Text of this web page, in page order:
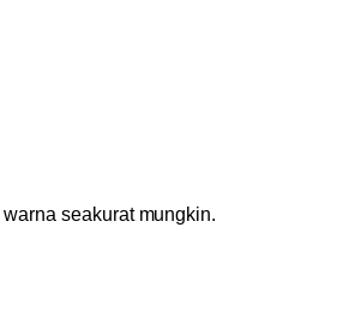
seakurat mungkin.